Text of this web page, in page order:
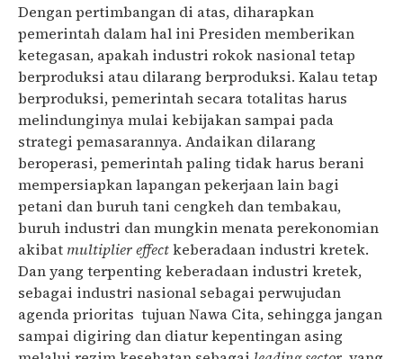
Dengan pertimbangan di atas, diharapkan
pemerintah dalam hal ini Presiden memberikan
ketegasan, apakah industri rokok nasional tetap
berproduksi atau dilarang berproduksi. Kalau tetap
berproduksi, pemerintah secara totalitas harus
melindunginya mulai kebijakan sampai pada
strategi pemasarannya. Andaikan dilarang
beroperasi, pemerintah paling tidak harus berani
mempersiapkan lapangan pekerjaan lain bagi
petani dan buruh tani cengkeh dan tembakau,
buruh industri dan mungkin menata perekonomian
akibat multipliereffectkeberadaan industri kretek.
Dan yang terpenting keberadaan industri kretek,
sebagai industri nasional sebagai perwujudan
agenda prioritas tujuan Nawa Cita, sehingga jangan
sampai digiring dan diatur kepentingan asing